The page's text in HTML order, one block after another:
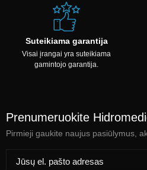
Suteikiama garantija
Visai įrangai yra suteikiama
gamintojo garantija.
Prenumeruokite
Pirmieji gaukite naujus pasiūlymus,